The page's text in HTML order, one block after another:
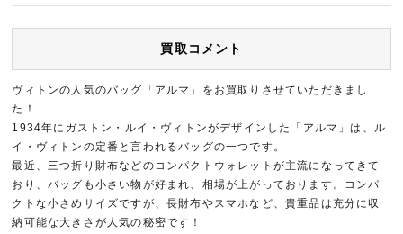
買取コメント
ヴィトンの人気のバッグ「アルマ」をお買取りさせていただきまし
た！
1934年にガストン・ルイ・ヴィトンがデザインした「アルマ」は、ル
イ・ヴィトンの定番と言われるバッグの一つです。
最近、三つ折り財布などのコンパクトウォレットが主流になってきて
おり、バッグも小さい物が好まれ、相場が上がっております。コンパ
クトな小さめサイズですが、長財布やスマホなど、貴重品は充分に収
納可能な大きさが人気の秘密です！